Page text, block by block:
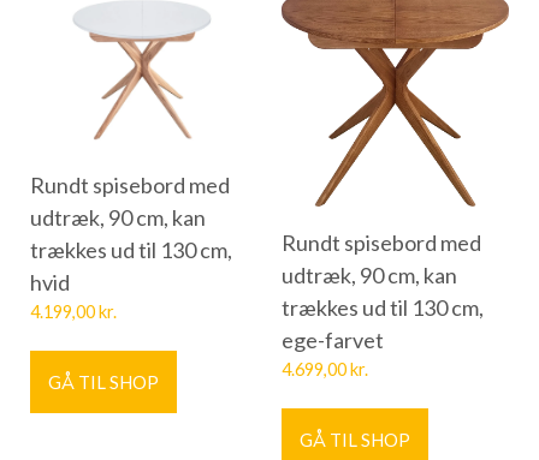
Rundt spisebord med
udtræk, 90 cm, kan
trækkes ud til 130 cm,
hvid
4.199,00kr.
GÅ TIL SHOP
Rundt spisebord med
udtræk, 90 cm, kan
trækkes ud til 130 cm,
ege-farvet
4.699,00kr.
GÅ TIL SHOP